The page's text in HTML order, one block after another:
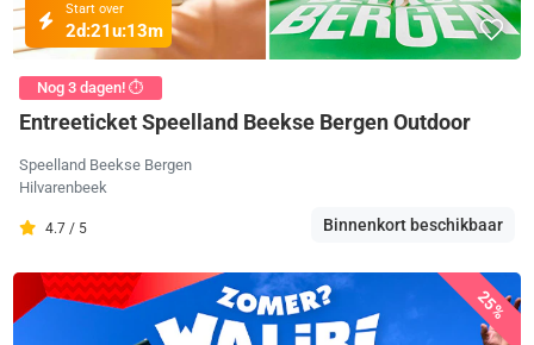
Start over
2d:21u:13m
Nog 3 dagen! ⏱️
Entreeticket Speelland Beekse Bergen Outdoor
Speelland Beekse Bergen
Hilvarenbeek
4.7 / 5 Binnenkort beschikbaar
25%